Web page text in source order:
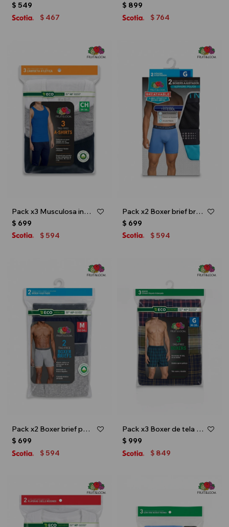
$ 549
$ 467
$ 899
$ 764
Pack x3 Musculosa interior para caballero - Multicolor
$ 699
$ 594
Pack x2 Boxer brief breathable 2.0 - caballero - Multicolor
$ 699
$ 594
Pack x2 Boxer brief para caballero - Azul marino
$ 699
$ 594
Pack x3 Boxer de tela para caballero - Multicolor
$ 999
$ 849